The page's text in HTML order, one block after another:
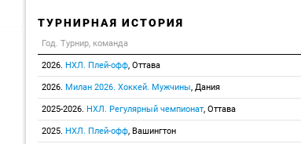
ТУРНИРНАЯ ИСТОРИЯ
Год. Турнир, команда
2026. НХЛ. Плей-офф, Оттава
2026. Милан 2026. Хоккей. Мужчины, Дания
2025-2026. НХЛ. Регулярный чемпионат, Оттава
2025. НХЛ. Плей-офф, Вашингтон